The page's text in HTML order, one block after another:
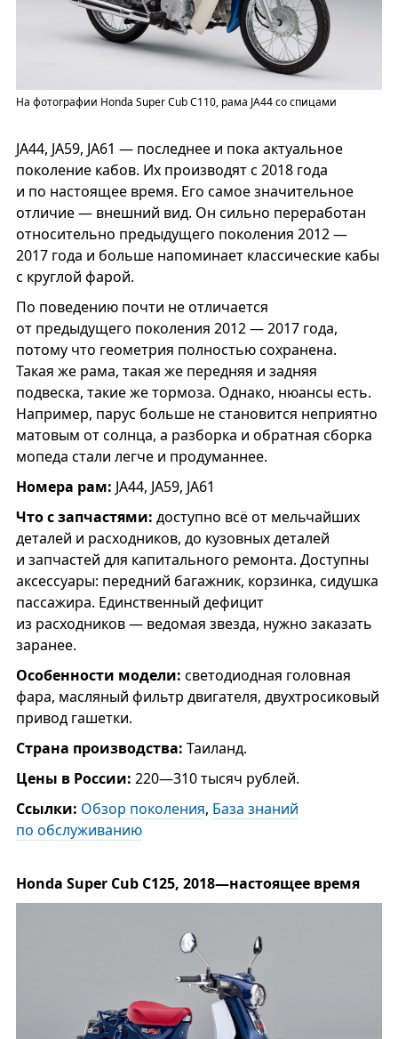
На фотографии Honda Super Cub C110, рама JA44 cо спицами
JA44, JA59, JA61 — последнее и пока актуальное
поколение кабов. Их производят с 2018 года
и по настоящее время. Его самое значительное
отличие — внешний вид. Он сильно переработан
относительно предыдущего поколения 2012 —
2017 года и больше напоминает классические кабы
с круглой фарой.
По поведению почти не отличается
от предыдущего поколения 2012 — 2017 года,
потому что геометрия полностью сохранена.
Такая же рама, такая же передняя и задняя
подвеска, такие же тормоза. Однако, нюансы есть.
Например, парус больше не становится неприятно
матовым от солнца, а разборка и обратная сборка
мопеда стали легче и продуманнее.
Номера рам: JA44, JA59, JA61
Что с запчастями: доступно всё от мельчайших
деталей и расходников, до кузовных деталей
и запчастей для капитального ремонта. Доступны
аксессуары: передний багажник, корзинка, сидушка
пассажира. Единственный дефицит
из расходников — ведомая звезда, нужно заказать
заранее.
Особенности модели: светодиодная головная
фара, масляный фильтр двигателя, двухтросиковый
привод гашетки.
Страна производства: Таиланд.
Цены в России: 220—310 тысяч рублей.
Ссылки: Обзор поколения, База знаний
по обслуживанию
Honda Super Cub С125, 2018—настоящее время